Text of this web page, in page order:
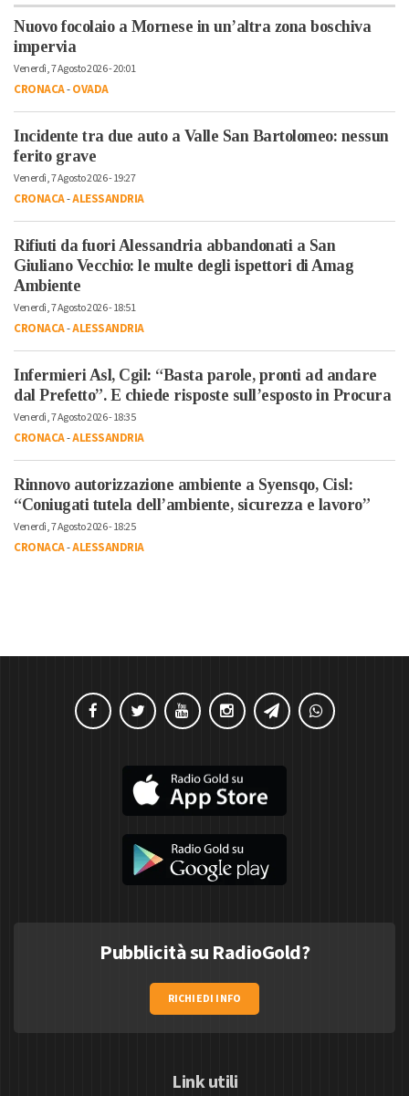
Nuovo focolaio a Mornese in un’altra zona boschiva
impervia
Venerdì, 7 Agosto 2026 - 20:01
CRONACA-OVADA
Incidente tra due auto a Valle San Bartolomeo: nessun
ferito grave
Venerdì, 7 Agosto 2026 - 19:27
CRONACA-ALESSANDRIA
Rifiuti da fuori Alessandria abbandonati a San
Giuliano Vecchio: le multe degli ispettori di Amag
Ambiente
Venerdì, 7 Agosto 2026 - 18:51
CRONACA-ALESSANDRIA
Infermieri Asl, Cgil: “Basta parole, pronti ad andare
dal Prefetto”. E chiede risposte sull’esposto in Procura
Venerdì, 7 Agosto 2026 - 18:35
CRONACA-ALESSANDRIA
Rinnovo autorizzazione ambiente a Syensqo, Cisl:
“Coniugati tutela dell’ambiente, sicurezza e lavoro”
Venerdì, 7 Agosto 2026 - 18:25
CRONACA-ALESSANDRIA
Pubblicità su RadioGold?
RICHIEDI INFO
Link utili